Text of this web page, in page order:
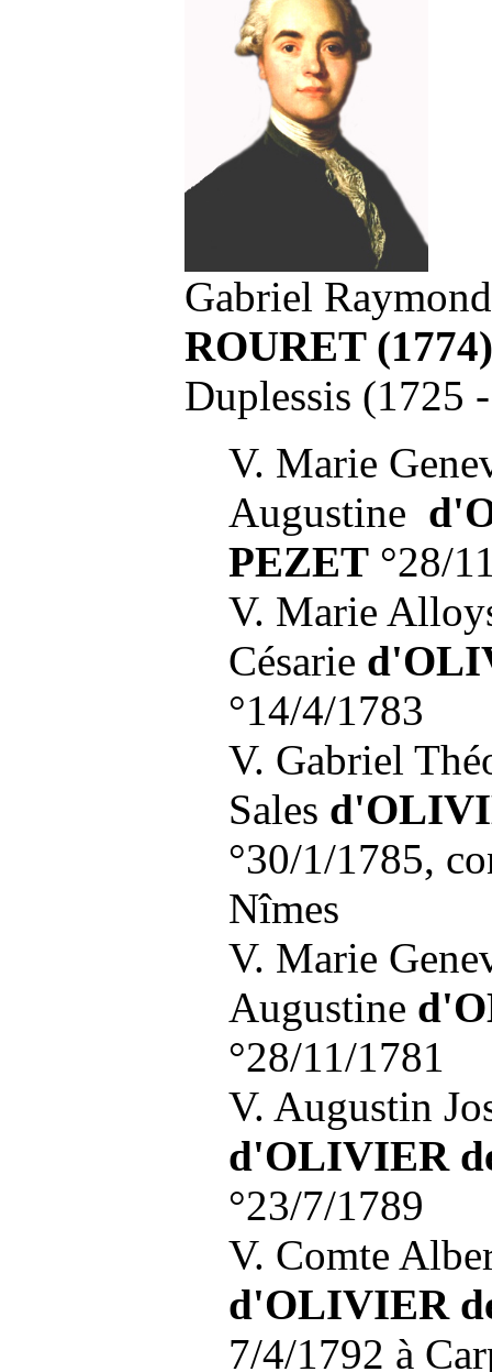
Gabriel
ROURET
Duplessis (1725
V. Marie
Augustine
PEZET °28/
V. Marie
Césarie
°14/4/1783
V. Gabriel
Sales
°30/1/1785,
Nîmes
V. Marie
Augustine
°28/11/1781
V. Augustin
d'OLIVIER
°23/7/1789
V. Comte
d'OLIVIER
7/4/1792 à